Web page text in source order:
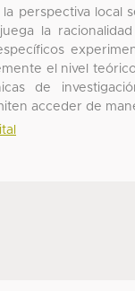
perspectiva local
la
el nivel
de
acceder de